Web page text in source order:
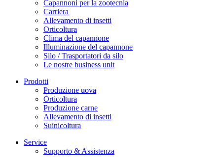
Capannoni per la zootecnia
Carriera
Allevamento di insetti
Orticoltura
Clima del capannone
Illuminazione del capannone
Silo / Trasportatori da silo
Le nostre business unit
Prodotti
Produzione uova
Orticoltura
Produzione carne
Allevamento di insetti
Suinicoltura
Service
Supporto & Assistenza